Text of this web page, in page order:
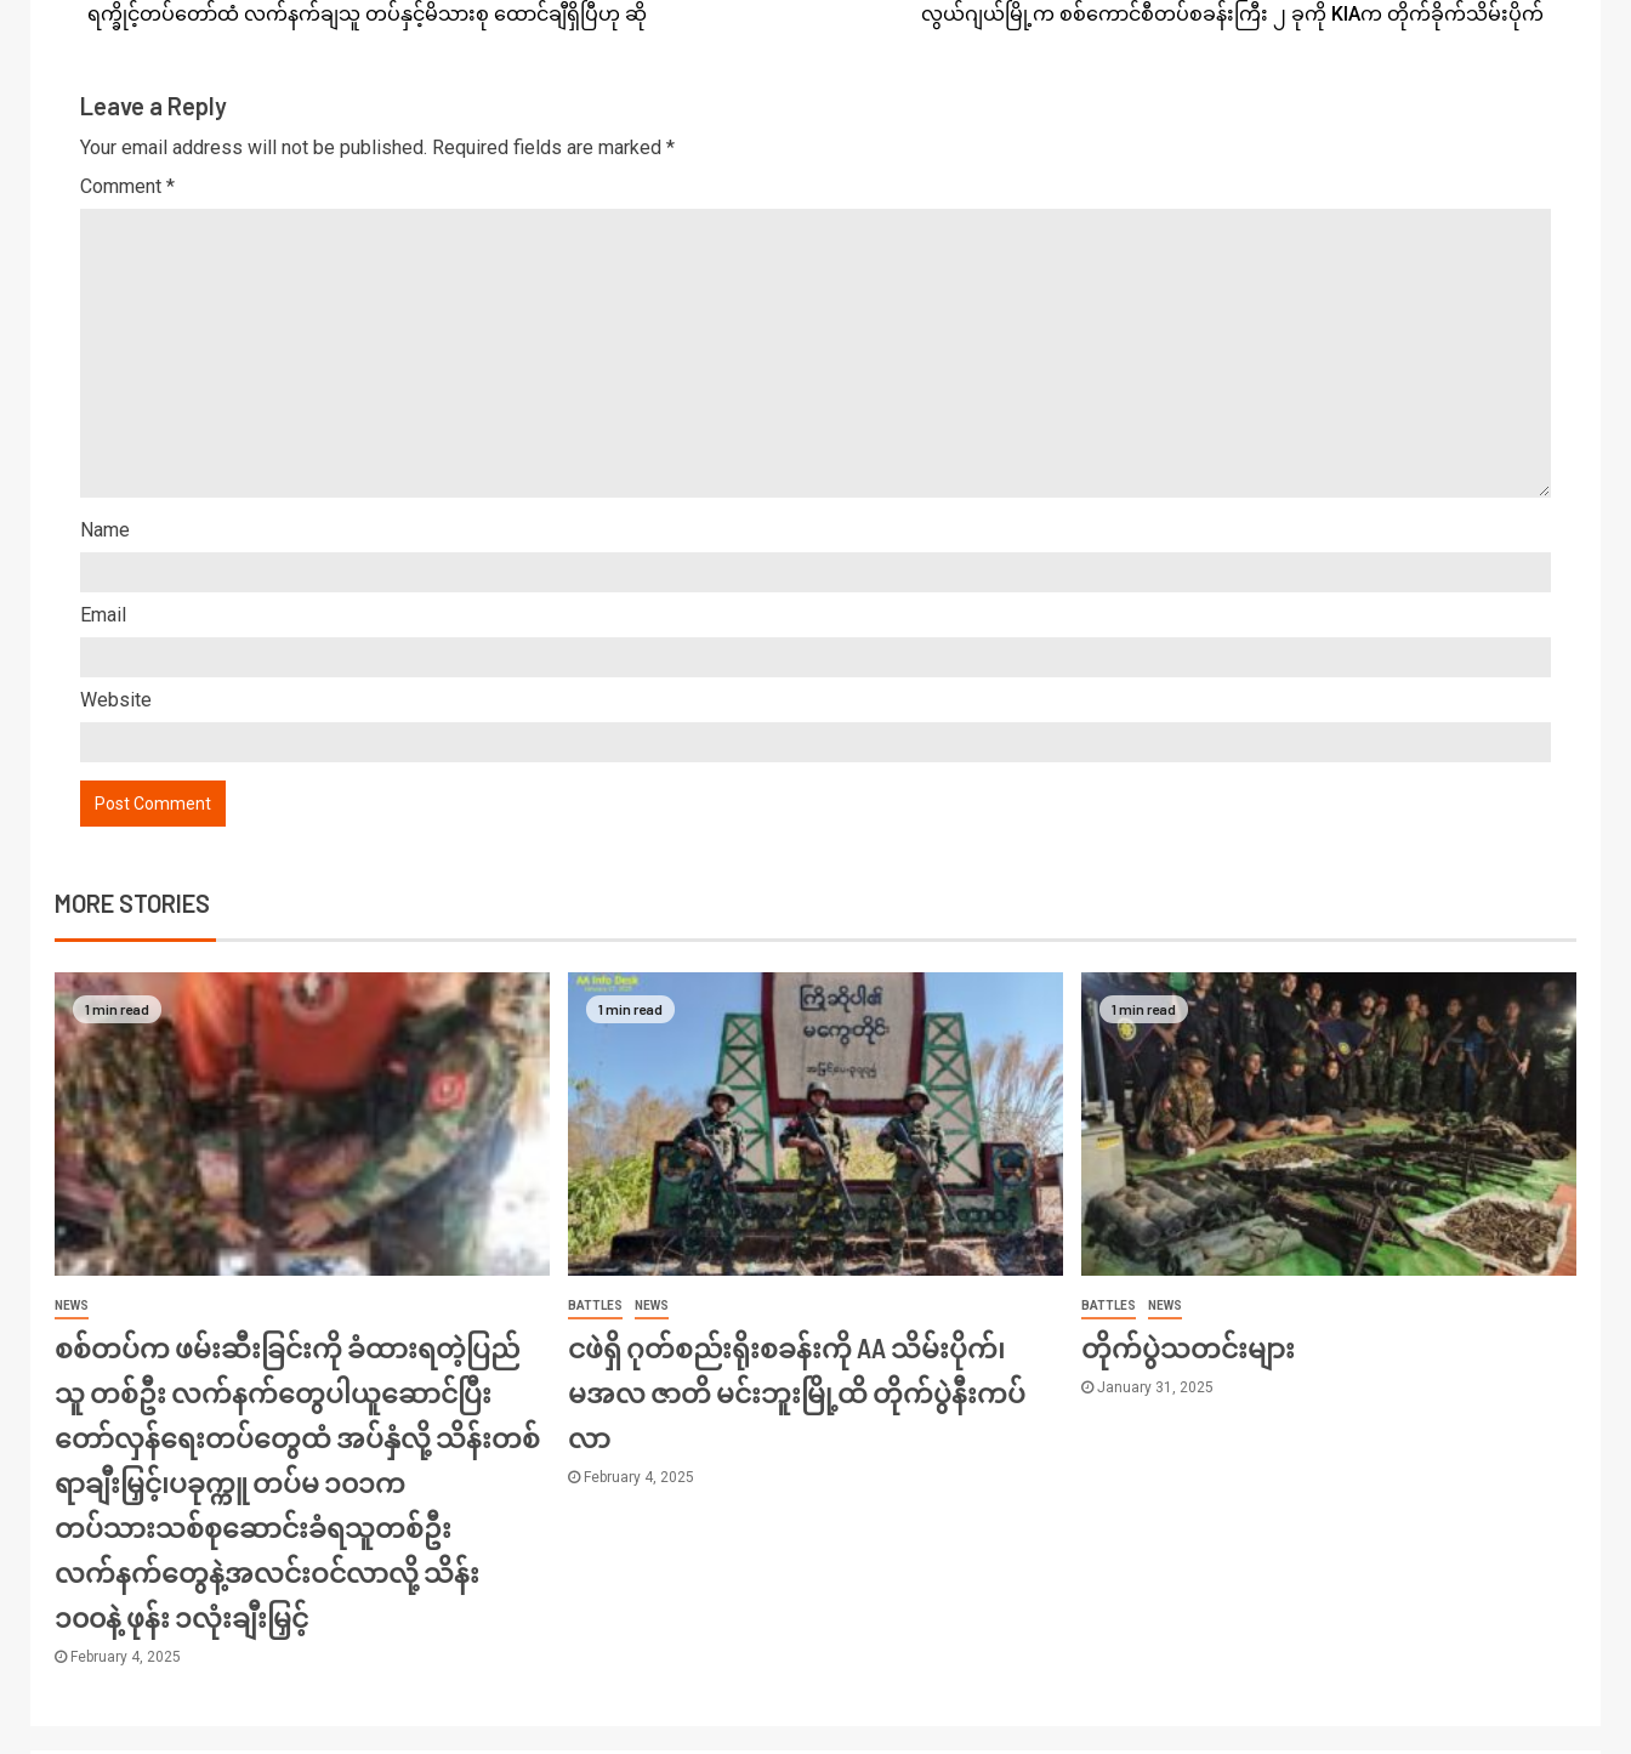
ရက္ခိုင့်တပ်တော်ထံ လက်နက်ချသူ တပ်နှင့်မိသားစု ထောင်ချီရှိပြီဟု ဆို
လွယ်ဂျယ်မြို့က စစ်ကောင်စီတပ်စခန်းကြီး ၂ ခုကို KIAက တိုက်ခိုက်သိမ်းပိုက်
Leave a Reply
Your email address will not be published. Required fields are marked *
Comment *
Name
Email
Website
MORE STORIES
1 min read
NEWS
စစ်တပ်က ဖမ်းဆီးခြင်းကို ခံထားရတဲ့ပြည်
သူ တစ်ဦး လက်နက်တွေပါယူဆောင်ပြီး
တော်လှန်ရေးတပ်တွေထံ အပ်နှံလို့ သိန်းတစ်
ရာချီးမြှင့်၊ပခုက္ကူ တပ်မ ၁၀၁က
တပ်သားသစ်စုဆောင်းခံရသူတစ်ဦး
လက်နက်တွေနဲ့အလင်းဝင်လာလို့ သိန်း
၁၀၀နဲ့ ဖုန်း ၁လုံးချီးမြှင့်
February 4, 2025
1 min read
BATTLES NEWS
ငဖဲရှိ ဂုတ်စည်းရိုးစခန်းကို AA သိမ်းပိုက်၊
မအလ ဇာတိ မင်းဘူးမြို့ထိ တိုက်ပွဲနီးကပ်
လာ
February 4, 2025
1 min read
BATTLES NEWS
တိုက်ပွဲသတင်းများ
January 31, 2025